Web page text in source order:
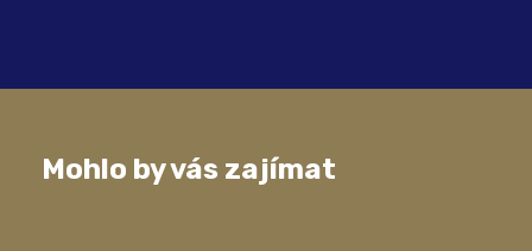
Mohlo by vás zajímat